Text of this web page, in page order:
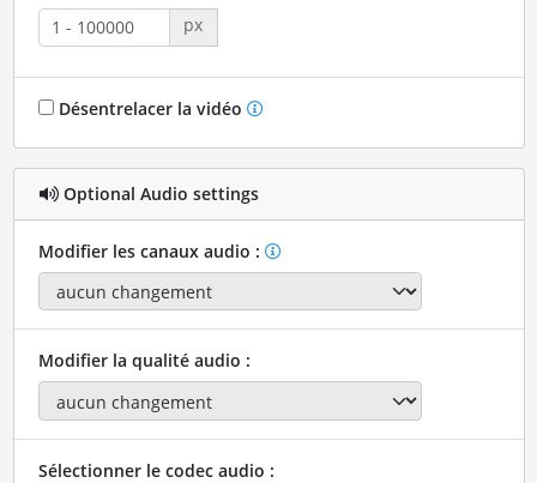
px
Désentrelacer la vidéo
Optional Audio settings
Modifier les canaux audio :
Modifier la qualité audio :
Sélectionner le codec audio :